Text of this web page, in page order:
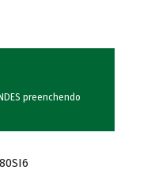
preenchendo